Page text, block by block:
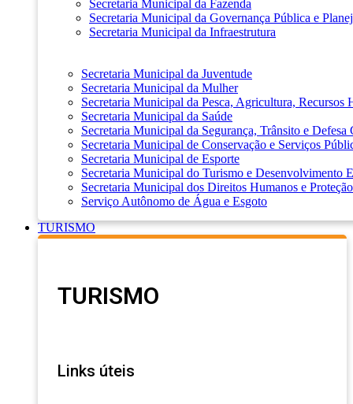
Secretaria Municipal da Fazenda
Secretaria Municipal da Governança Pública e
Secretaria Municipal da Infraestrutura
Secretaria Municipal da Juventude
Secretaria Municipal da Mulher
Secretaria Municipal da Pesca, Agricultura, Recursos
Secretaria Municipal da Saúde
Secretaria Municipal da Segurança, Trânsito e Defesa
Secretaria Municipal de Conservação e Serviços
Secretaria Municipal de Esporte
Secretaria Municipal do Turismo e Desenvolvimento
Secretaria Municipal dos Direitos Humanos e
Serviço Autônomo de Água e Esgoto
TURISMO
TURISMO
Links úteis